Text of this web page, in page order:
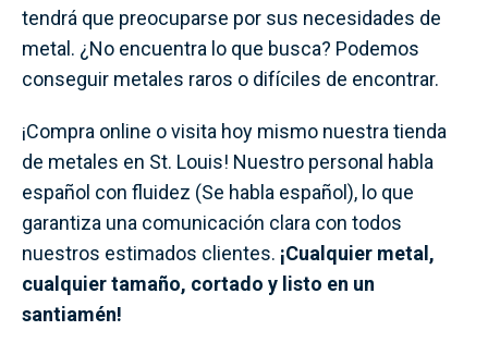
tendrá que preocuparse por sus necesidades de
metal. ¿No encuentra lo que busca? Podemos
conseguir metales raros o difíciles de encontrar.
¡Compra online o visita hoy mismo nuestra tienda
de metales en St. Louis! Nuestro personal habla
español con fluidez (Se habla español), lo que
garantiza una comunicación clara con todos
nuestros estimados clientes. ¡Cualquier metal,
cualquier tamaño, cortado y listo en un
santiamén!